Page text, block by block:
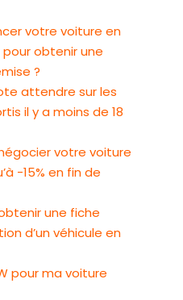
votre voiture en
obtenir une
?
attendre sur les
il y a moins de 18
votre voiture
-15% en fin de
une fiche
d’un véhicule en
pour ma voiture